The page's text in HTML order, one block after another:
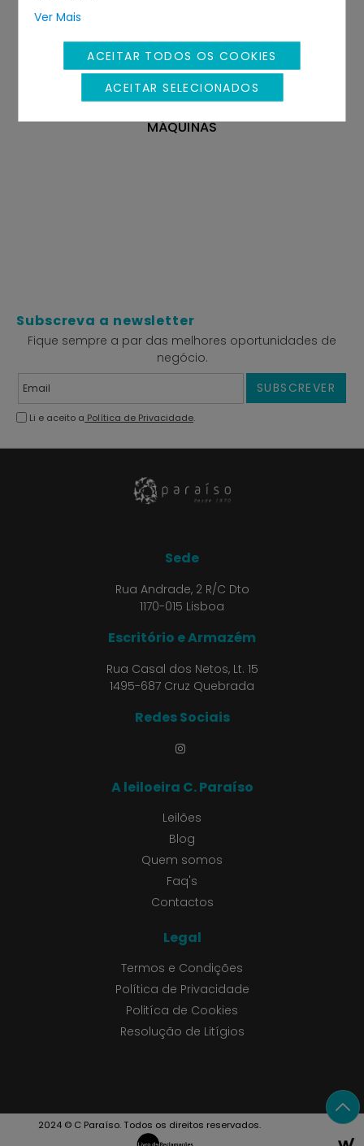
Ver Mais
ACEITAR TODOS OS COOKIES
ACEITAR SELECIONADOS
MÁQUINAS
Subscreva a newsletter
Fique sempre a par das melhores oportunidades de
negócio.
SUBSCREVER
Li e aceito a Política de Privacidade.
Sede
Rua Andrade, 2 R/C Dto
1170-015 Lisboa
Escritório e Armazém
Rua Casal dos Netos, Lt. 15
1495-687 Cruz Quebrada
Redes Sociais
A leiloeira C. Paraíso
Leilões
Blog
Quem somos
Faq's
Contactos
Legal
Termos e Condições
Política de Privacidade
Politíca de Cookies
Resolução de Litígios
2024 © C Paraíso. Todos os direitos reservados.